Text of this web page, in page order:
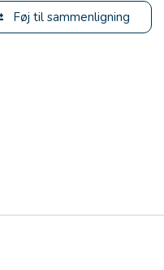
Føj til sammenligning